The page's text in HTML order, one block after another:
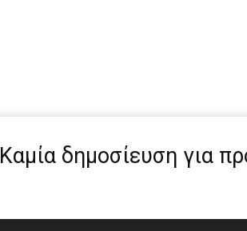
Καμία δημοσίευση για